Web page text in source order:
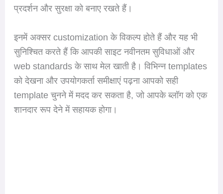
प्रदर्शन और सुरक्षा को बनाए रखते हैं।
इनमें अक्सर customization के विकल्प होते हैं और यह भी
सुनिश्चित करते हैं कि आपकी साइट नवीनतम सुविधाओं और
web standards के साथ मेल खाती है। विभिन्न templates
को देखना और उपयोगकर्ता समीक्षाएं पढ़ना आपको सही
template चुनने में मदद कर सकता है, जो आपके ब्लॉग को एक
शानदार रूप देने में सहायक होगा।